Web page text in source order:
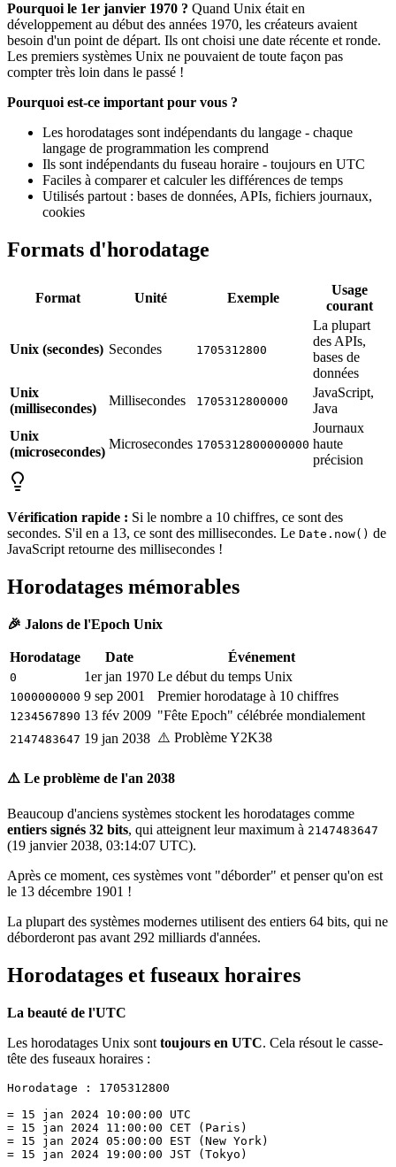
Pourquoi le 1er janvier 1970 ? Quand Unix était en
développement au début des années 1970, les créateurs avaient
besoin d'un point de départ. Ils ont choisi une date récente et ronde.
Les premiers systèmes Unix ne pouvaient de toute façon pas
compter très loin dans le passé !
Pourquoi est-ce important pour vous ?
Les horodatages sont indépendants du langage - chaque
langage de programmation les comprend
Ils sont indépendants du fuseau horaire - toujours en UTC
Faciles à comparer et calculer les différences de temps
Utilisés partout : bases de données, APIs, fichiers journaux,
cookies
Formats d'horodatage
Format Unité Exemple
Usage
courant
Unix (secondes) Secondes 1705312800
La plupart
des APIs,
bases de
données
Unix
(millisecondes)
Millisecondes 1705312800000
JavaScript,
Java
Unix
(microsecondes)
Microsecondes 1705312800000000
Journaux
haute
précision
Vérification rapide : Si le nombre a 10 chiffres, ce sont des
secondes. S'il en a 13, ce sont des millisecondes. Le Date.now() de
JavaScript retourne des millisecondes !
Horodatages mémorables
🎉 Jalons de l'Epoch Unix
Horodatage Date Événement
0 1er jan 1970 Le début du temps Unix
1000000000 9 sep 2001 Premier horodatage à 10 chiffres
1234567890 13 fév 2009 "Fête Epoch" célébrée mondialement
2147483647 19 jan 2038 ⚠️ Problème Y2K38
⚠️ Le problème de l'an 2038
Beaucoup d'anciens systèmes stockent les horodatages comme
entiers signés 32 bits, qui atteignent leur maximum à 2147483647
(19 janvier 2038, 03:14:07 UTC).
Après ce moment, ces systèmes vont "déborder" et penser qu'on est
le 13 décembre 1901 !
La plupart des systèmes modernes utilisent des entiers 64 bits, qui ne
déborderont pas avant 292 milliards d'années.
Horodatages et fuseaux horaires
La beauté de l'UTC
Les horodatages Unix sont toujours en UTC. Cela résout le casse-
tête des fuseaux horaires :
Horodatage : 1705312800
= 15 jan 2024 10:00:00 UTC
= 15 jan 2024 11:00:00 CET (Paris)
= 15 jan 2024 05:00:00 EST (New York)